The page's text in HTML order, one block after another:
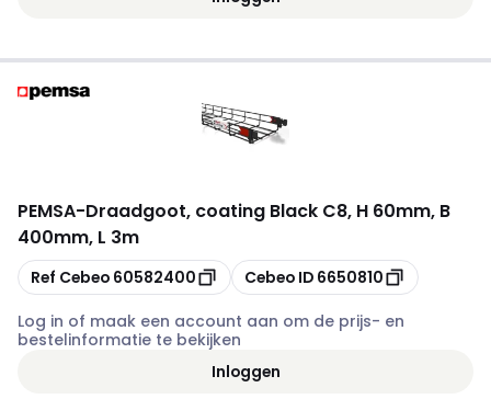
PEMSA-Draadgoot, coating Black C8, H 60mm, B
400mm, L 3m
Kopiëren
Ref Cebeo 60582400 Kopiëren
Cebeo ID 6650810
Log in of maak een account aan om de prijs- en
bestelinformatie te bekijken
Inloggen